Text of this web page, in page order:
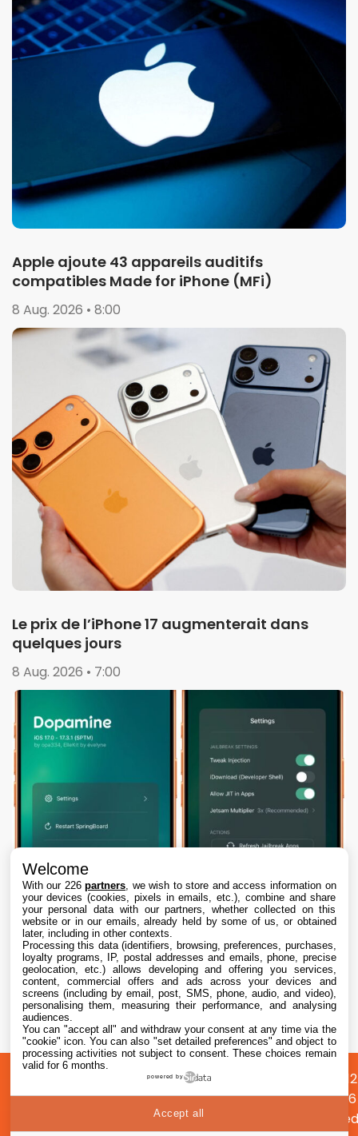
Apple ajoute 43 appareils auditifs
compatibles Made for iPhone (MFi)
8 Aug. 2026 • 8:00
Le prix de l’iPhone 17 augmenterait dans
quelques jours
8 Aug. 2026 • 7:00
Dopamine 3, le jailbreak pour iOS 26 sur
iPhone, est disponible
7 Aug. 2026 • 22:44
propos
Préférences
cookies
Confidentialité
©
2026
Welcome
With our 226partners , we wish to store and access information on
your devices (cookies, pixels in emails, etc.), combine and share
your personal data with our partners, whether collected on this
website or in our emails, already held by some of us, or obtained
later, including in other contexts.
Processing this data (identifiers, browsing, preferences, purchases,
loyalty programs, IP, postal addresses and emails, phone, precise
geolocation, etc.) allows developing and offering you services,
content, commercial offers and ads across your devices and
screens (including by email, post, SMS, phone, audio, and video),
personalising them, measuring their performance, and analysing
audiences.
You can "accept all" and withdraw your consent at any time via the
"cookie" icon. You can also "set detailed preferences" and object to
processing activities not subject to consent. These choices remain
valid for 6 months.
powered by
Accept all